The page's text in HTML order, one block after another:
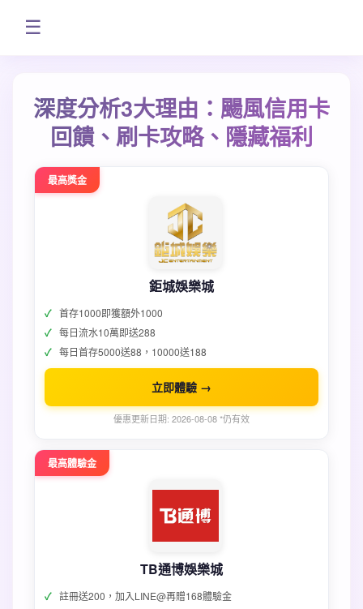
☰
深度分析3大理由：颺風信用卡
回饋、刷卡攻略、隱藏福利
最高獎金
鉅城娛樂城
首存1000即獲額外1000
每日流水10萬即送288
每日首存5000送88，10000送188
立即體驗 →
優惠更新日期: 2026-08-08 *仍有效
最高體驗金
TB通博娛樂城
註冊送200，加入LINE@再贈168體驗金